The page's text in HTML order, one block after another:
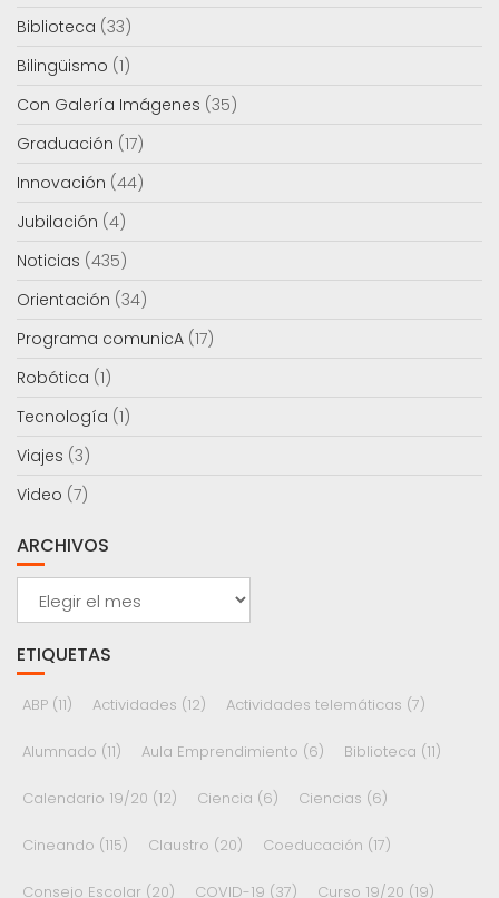
Biblioteca (33)
Bilingüismo (1)
Con Galería Imágenes (35)
Graduación (17)
Innovación (44)
Jubilación (4)
Noticias (435)
Orientación (34)
Programa comunicA (17)
Robótica (1)
Tecnología (1)
Viajes (3)
Video (7)
ARCHIVOS
ETIQUETAS
ABP (11) Actividades (12) Actividades telemáticas (7)
Alumnado (11) Aula Emprendimiento (6) Biblioteca (11)
Calendario 19/20 (12) Ciencia (6) Ciencias (6)
Cineando (115) Claustro (20) Coeducación (17)
Consejo Escolar (20) COVID-19 (37) Curso 19/20 (19)